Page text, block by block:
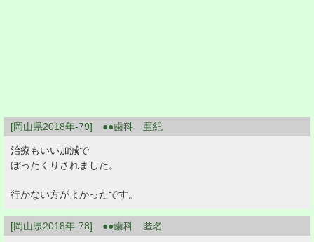
[岡山県2018年-79] ●●歯科 亜紀
治療もいい加減で
ぼったくりされました。
行かない方がよかったです。
[岡山県2018年-78] ●●歯科 匿名